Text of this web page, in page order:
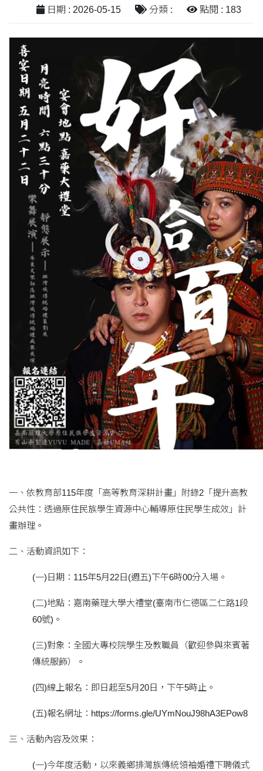
日期 : 2026-05-15 分類 : 點閱 : 183
一、依教育部115年度「高等教育深耕計畫」附錄2「提升高教
公共性：透過原住民族學生資源中心輔導原住民學生成效」計
畫辦理。
二、活動資訊如下：
(一)日期：115年5月22日(週五)下午6時00分入場。
(二)地點：嘉南藥理大學大禮堂(臺南巿仁德區二仁路1段
60號)。
(三)對象：全國大專校院學生及教職員（歡迎參與來賓著
傳統服飾）。
(四)線上報名：即日起至5月20日，下午5時止。
(五)報名網址：https://forms.gle/UYmNouJ98hA3EPow8
三、活動內容及效果：
(一)今年度活動，以來義鄉排灣族傳統領袖婚禮下聘儀式